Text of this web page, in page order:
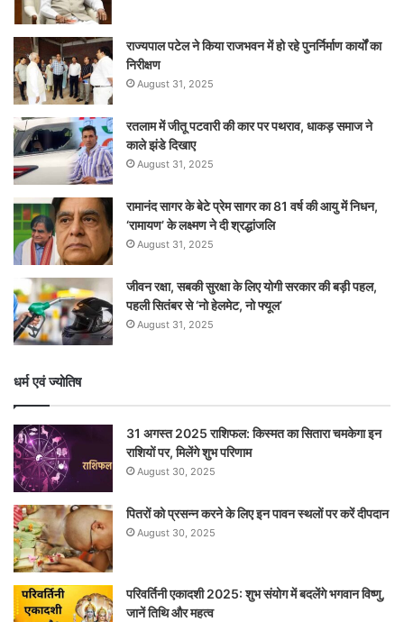
राज्यपाल पटेल ने किया राजभवन में हो रहे पुनर्निर्माण कार्यों का
निरीक्षण
August 31, 2025
रतलाम में जीतू पटवारी की कार पर पथराव, धाकड़ समाज ने
काले झंडे दिखाए
August 31, 2025
रामानंद सागर के बेटे प्रेम सागर का 81 वर्ष की आयु में निधन,
‘रामायण’ के लक्ष्मण ने दी श्रद्धांजलि
August 31, 2025
जीवन रक्षा, सबकी सुरक्षा के लिए योगी सरकार की बड़ी पहल,
पहली सितंबर से ‘नो हेलमेट, नो फ्यूल’
August 31, 2025
धर्म एवं ज्योतिष
31 अगस्त 2025 राशिफल: किस्मत का सितारा चमकेगा इन
राशियों पर, मिलेंगे शुभ परिणाम
August 30, 2025
पितरों को प्रसन्न करने के लिए इन पावन स्थलों पर करें दीपदान
August 30, 2025
परिवर्तिनी एकादशी 2025: शुभ संयोग में बदलेंगे भगवान विष्णु,
जानें तिथि और महत्व